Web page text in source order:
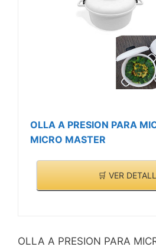
OLLA A PRESION PARA
MICRO MASTER
🛒 VER
OLLA A PRESION PARA